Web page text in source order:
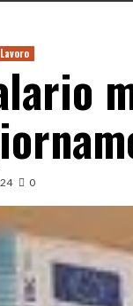
Lavoro
0